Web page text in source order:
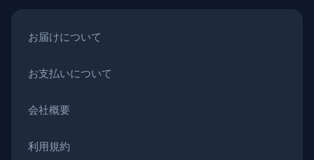
お届けについて
お支払いについて
会社概要
利用規約